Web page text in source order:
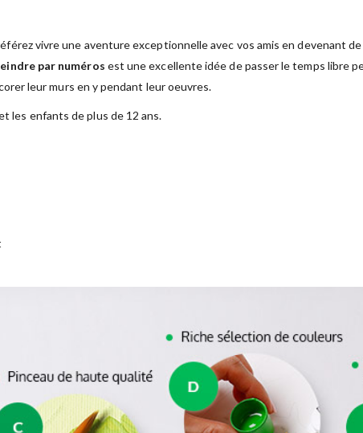
vivre une aventure exceptionnelle avec vos amis en devenant
par numéros est une excellente idée de passer le temps libre
leur murs en y pendant leur oeuvres.
les enfants de plus de 12 ans.